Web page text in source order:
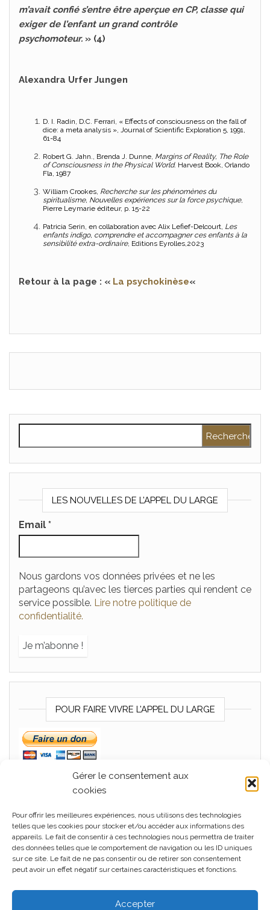
Gérer le consentement aux
cookies
Pour offrir les meilleures expériences, nous utilisons des technologies
telles que les cookies pour stocker et/ou accéder aux informations des
appareils. Le fait de consentir à ces technologies nous permettra de traiter
des données telles que le comportement de navigation ou les ID uniques
sur ce site. Le fait de ne pas consentir ou de retirer son consentement
peut avoir un effet négatif sur certaines caractéristiques et fonctions.
Accepter
m’avait confié s’entre être aperçue en CP, classe qui
exiger de l’enfant un grand contrôle
psychomoteur. » (4)
Alexandra Urfer Jungen
D. I. Radin, D.C. Ferrari, « Effects of consciousness on the fall of
dice: a meta analysis », Journal of Scientific Exploration 5, 1991,
61-84
Robert G. Jahn., Brenda J. Dunne, Margins of Reality, The Role
of Consciousness in the Physical World. Harvest Book, Orlando
Fla, 1987
William Crookes, Recherche sur les phénomènes du
spiritualisme, Nouvelles expériences sur la force psychique,
Pierre Leymarie éditeur, p. 15-22
Patricia Serin, en collaboration avec Alix Lefief-Delcourt, Les
enfants indigo, comprendre et accompagner ces enfants à la
sensibilité extra-ordinaire, Editions Eyrolles,2023
Retour à la page : « La psychokinèse«
LES NOUVELLES DE L’APPEL DU LARGE
Email *
Nous gardons vos données privées et ne les
partageons qu’avec les tierces parties qui rendent ce
service possible. Lire notre politique de
confidentialité.
POUR FAIRE VIVRE L’APPEL DU LARGE
MÉTA
Connexion
Flux des publications
Flux des commentaires